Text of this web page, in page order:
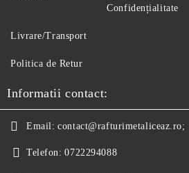
Confidențialitate
Livrare/Transport
Politica de Retur
Informatii contact:
Email: contact@rafturimetaliceaz.ro;
Telefon: 0722294088